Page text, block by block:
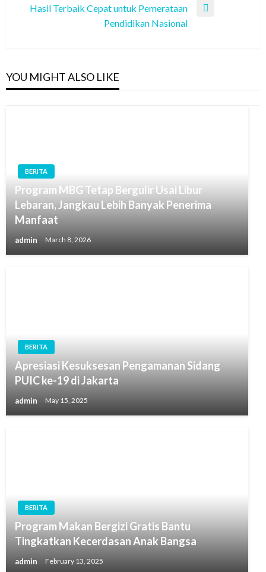
Next
Hasil Terbaik Cepat untuk Pemerataan
Pendidikan Nasional
YOU MIGHT ALSO LIKE
BERITA
Program MBG Tetap Bergulir Usai Libur
Lebaran, Jangkau Lebih Banyak Penerima
Manfaat
admin March 8, 2026
BERITA
Apresiasi Kesuksesan Pengamanan Sidang
PUIC ke-19 di Jakarta
admin May 15, 2025
BERITA
Program Makan Bergizi Gratis Bantu
Tingkatkan Kecerdasan Anak Bangsa
admin February 13, 2025